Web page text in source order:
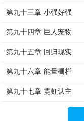
第九十三章 小强好强
第九十四章 巨人宠物
第九十五章 回归现实
第九十六章 能量栅栏
第九十七章 霓虹认主